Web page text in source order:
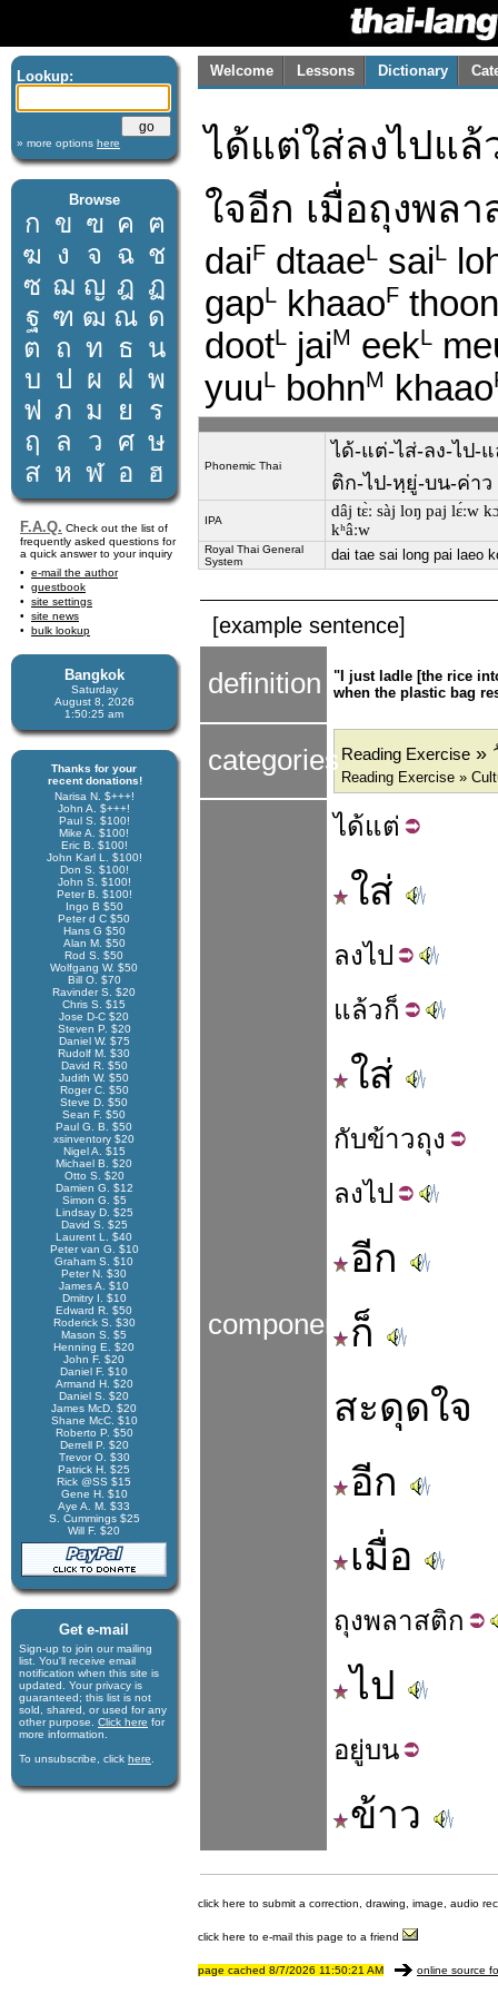
Lookup:
» more options here
Browse
ก ข ฃ ค ฅ
ฆ ง จ ฉ ช
ซ ฌ ญ ฎ ฏ
ฐ ฑ ฒ ณ ด
ต ถ ท ธ น
บ ป ผ ฝ พ
ฟ ภ ม ย
ร
ฤ
ล ว ศ ษ
ส ห ฬ อ ฮ
F.A.Q. Check out the list of
frequently asked questions for
a quick answer to your inquiry
e-mail the author
guestbook
site settings
site news
bulk lookup
Bangkok
Saturday
August 8, 2026
1:50:25 am
Thanks for your
recent donations!
Narisa N. $+++!
John A. $+++!
Paul S. $100!
Mike A. $100!
Eric B. $100!
John Karl L. $100!
Don S. $100!
John S. $100!
Peter B. $100!
Ingo B $50
Peter d C $50
Hans G $50
Alan M. $50
Rod S. $50
Wolfgang W. $50
Bill O. $70
Ravinder S. $20
Chris S. $15
Jose D-C $20
Steven P. $20
Daniel W. $75
Rudolf M. $30
David R. $50
Judith W. $50
Roger C. $50
Steve D. $50
Sean F. $50
Paul G. B. $50
xsinventory $20
Nigel A. $15
Michael B. $20
Otto S. $20
Damien G. $12
Simon G. $5
Lindsay D. $25
David S. $25
Laurent L. $40
Peter van G. $10
Graham S. $10
Peter N. $30
James A. $10
Dmitry I. $10
Edward R. $50
Roderick S. $30
Mason S. $5
Henning E. $20
John F. $20
Daniel F. $10
Armand H. $20
Daniel S. $20
James McD. $20
Shane McC. $10
Roberto P. $50
Derrell P. $20
Trevor O. $30
Patrick H. $25
Rick @SS $15
Gene H. $10
Aye A. M. $33
S. Cummings $25
Will F. $20
Get e-mail
Sign-up to join our mail­ing
list. You'll receive e­mail
notification when this site is
updated. Your privacy is
guaran­teed; this list is not
sold, shared, or used for any
other purpose. Click here for
more infor­mation.
To unsubscribe, click here
Welcome Lessons Dictionary
ได้แต่ใส่ลงไปแ
ใจอีก เมื่อถุงพล
daiF dtaaeL saiL
gapL khaaoF
dootL jaiM eekL
yuuL bohnM khaao
Phonemic Thai
ได้-แต่-ไส่-ลง-ไป-
ติก-ไป-หฺยู่-บน-ค่าว
IPA
dâj tɛ̀ː sàj loŋ paj lɛ́ːw
kʰâːw
Royal Thai General
System
dai tae sai long pai laeo
[example sentence]
definition
"I just ladle [the rice
when the plastic bag
categories Reading Exercise »
Reading Exercise »
components
ได้แต่
ใส่
ลงไป
แล้วก็
ใส่
กับข้าวถุง
ลงไป
อีก
ก็
สะดุดใจ
อีก
เมื่อ
ถุงพลาสติก
ไป
อยู่บน
ข้าว
click here to submit a correction, drawing, image, audio
click here to e-mail this page to a friend
page cached 8/7/2026 11:50:21 AM online source